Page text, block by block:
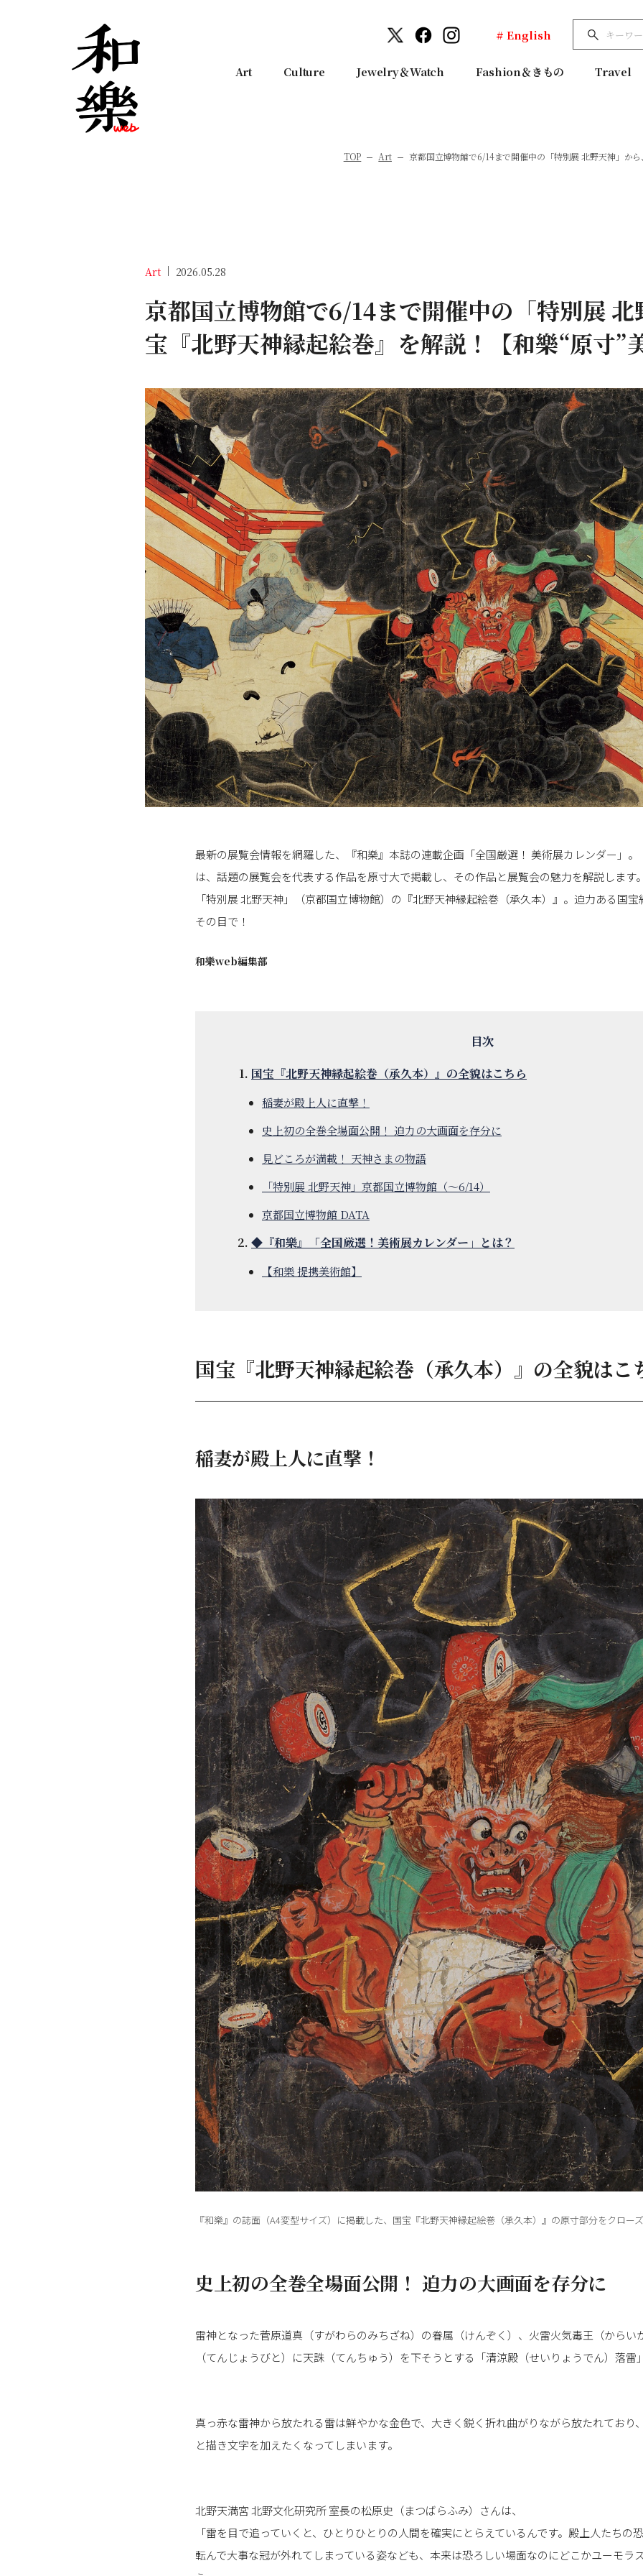
# English
Art Culture Jewelry＆Watch Fashion＆きもの Travel
TOP Art 京都国立博物館で6/14まで開催中の「特別展 北野天神」か
Art 2026.05.28
京都国立博物館で6/14まで開催中の「特別展
宝『北野天神縁起絵巻』を解説！【和樂“原寸”
最新の展覧会情報を網羅した、『和樂』本誌の連載企画「全国厳選！ 美術展カレンダー」。
は、話題の展覧会を代表する作品を原寸大で掲載し、その作品と展覧会の魅力を解説します
「特別展 北野天神」（京都国立博物館）の『北野天神縁起絵巻（承久本）』。迫力ある国
その目で！
和樂web編集部
国宝『北野天神縁起絵巻（承久本）』の全貌はこちら
稲妻が殿上人に直撃！
史上初の全巻全場面公開！ 迫力の大画面を存分に
見どころが満載！ 天神さまの物語
「特別展 北野天神」京都国立博物館（～6/14）
京都国立博物館 DATA
◆『和樂』「全国厳選！美術展カレンダー」とは？
【和樂 提携美術館】
国宝『北野天神縁起絵巻（承久本）』の全貌はこ
稲妻が殿上人に直撃！
『和樂』の誌面（A4変型サイズ）に掲載した、国宝『北野天神縁起絵巻（承久本）』の原寸部分をクロー
史上初の全巻全場面公開！ 迫力の大画面を存分に
雷神となった菅原道真（すがわらのみちざね）の眷属（けんぞく）、火雷火気毒王（からい
（てんじょうびと）に天誅（てんちゅう）を下そうとする「清涼殿（せいりょうでん）落雷
真っ赤な雷神から放たれる雷は鮮やかな金色で、大きく鋭く折れ曲がりながら放たれており
と描き文字を加えたくなってしまいます。
北野天満宮 北野文化研究所 室長の松原史（まつばらふみ）さんは、
「雷を目で追っていくと、ひとりひとりの人間を確実にとらえているんです。殿上人たちの
転んで大事な冠が外れてしまっている姿なども、本来は恐ろしい場面なのにどこかユーモラ